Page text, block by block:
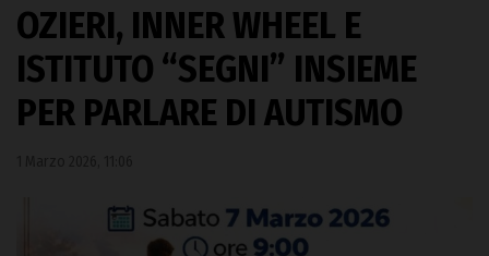
OZIERI, INNER WHEEL E
ISTITUTO “SEGNI” INSIEME
PER PARLARE DI AUTISMO